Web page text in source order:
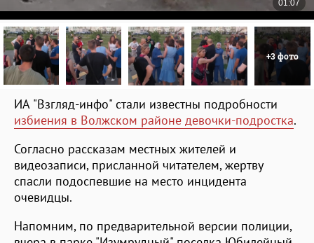
+3 фото
ИА "Взгляд-инфо" стали известны подробности
избиения в Волжском районе девочки-подростка.
Согласно рассказам местных жителей и
видеозаписи, присланной читателем, жертву
спасли подоспевшие на место инцидента
очевидцы.
Напомним, по предварительной версии полиции,